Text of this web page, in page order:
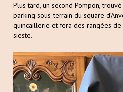
Plus tard, un second Pompon,
parking sous-terrain du square
quincaillerie et fera des rangées
sieste.